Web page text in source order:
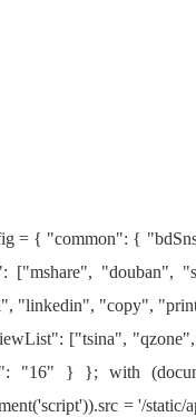
= { "common": {
["mshare", "douban",
"linkedin", "copy",
["tsina",
} }; with
= '/static/